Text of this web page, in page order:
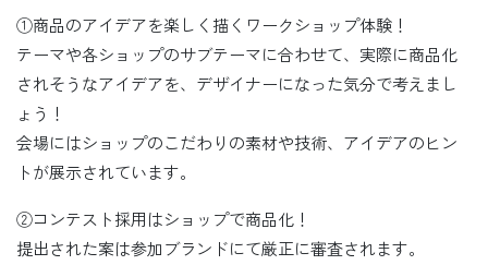
①商品のアイデアを楽しく描くワークショップ体験！
テーマや各ショップのサブテーマに合わせて、実際に商品化
されそうなアイデアを、デザイナーになった気分で考えまし
ょう！
会場にはショップのこだわりの素材や技術、アイデアのヒン
トが展示されています。
②コンテスト採用はショップで商品化！
提出された案は参加ブランドにて厳正に審査されます。